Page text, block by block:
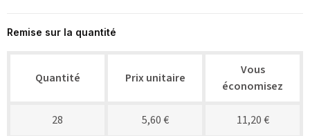
Remise sur la quantité
Quantité Prix unitaire
Vous
économisez
28 5,60 € 11,20 €